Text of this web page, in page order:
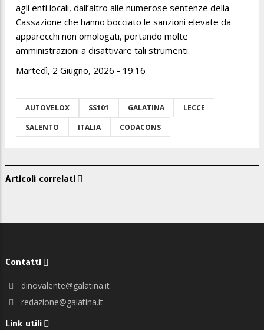
agli enti locali, dall’altro alle numerose sentenze della
Cassazione che hanno bocciato le sanzioni elevate da
apparecchi non omologati, portando molte
amministrazioni a disattivare tali strumenti.
Martedì, 2 Giugno, 2026 - 19:16
AUTOVELOX SS101 GALATINA
LECCE
SALENTO
ITALIA CODACONS
Articoli correlati
Contatti
dinovalente@galatina.it
redazione@galatina.it
Link utili